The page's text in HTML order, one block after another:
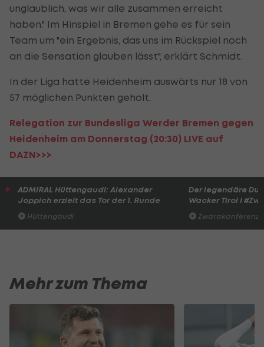
unglaublich, was wir alle zusammen erreicht
haben." Im Hinspiel in Bremen gehe es für sein
Team um "ein Ergebnis, das uns im Rückspiel noch
an die Sensation glauben lässt", erklärt Schmidt.
In der Liga hatte Heidenheim auswärts nur 18 von
57 möglichen Punkten geholt.
Relegation zur Bundesliga Werder Bremen gegen
Heidenheim am Donnerstag (20:30) LIVE auf
DAZN>>>
ADMIRAL Hüttengaudi: Alexander
Joppich erzielt das Tor der 1. Runde
Hüttengaudi
Der legendäre
Wacker Tirol I
Zwarakonferenz
Mehr zum Thema